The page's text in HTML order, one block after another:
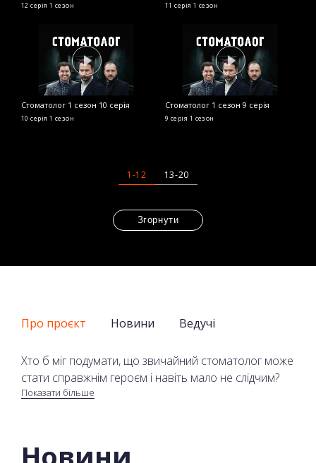
12 серія 1 сезон 11 серія 1 сезон
Стоматолог 1 сезон 10 серія
10 серія 1 сезон
Стоматолог 1 сезон 9 серія
9 серія 1 сезон
1-12 13-20
Згорнути
Про проєкт Новини Ведучі
Хто б міг подумати, що звичайний стоматолог може
стати справжнім героєм і навіть мало не слідчим?
можливо. У нього вкрай гостро розвинене почуття
Показати більше